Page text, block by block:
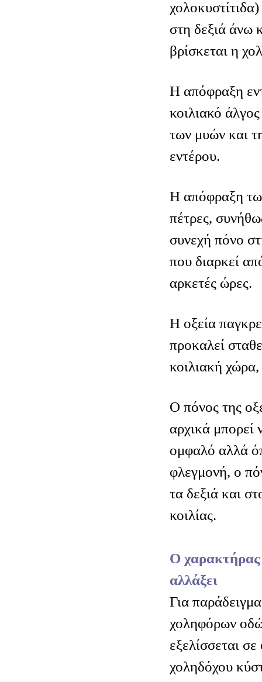
στη δεξιά άνω
βρίσκεται η
Η απόφραξη
κοιλιακό
των μυών και
εντέρου.
Η απόφραξη
πέτρες,
συνεχή πόνο
που διαρκεί
αρκετές ώρες.
Η οξεία
προκαλεί
κοιλιακή
Ο πόνος της
αρχικά μπορεί
ομφαλό αλλά
φλεγμονή, ο
τα δεξιά και
κοιλίας.
Ο χαρακτήρας
αλλάξει
Για
χοληφόρων
εξελίσσεται
χοληδόχου